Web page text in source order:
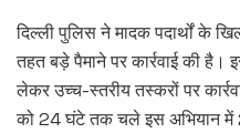
दिल्ली पुलिस ने मादक पदार्थों के
तहत बड़े पैमाने पर कार्रवाई की
लेकर उच्च-स्तरीय तस्करों पर
को 24 घंटे तक चले इस अभियान में